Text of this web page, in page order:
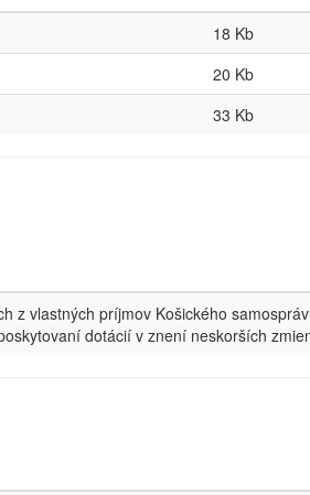
18 Kb
20 Kb
33 Kb
z vlastných príjmov Košického
dotácií v znení neskorších